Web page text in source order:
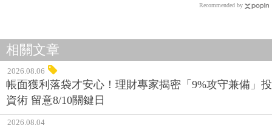
Recommended by
相關文章
2026.08.06
帳面獲利落袋才安心！理財專家揭密「9%攻守兼備」投
資術 留意8/10關鍵日
2026.08.04